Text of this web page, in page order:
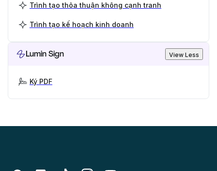
Trình tạo thỏa thuận không cạnh tranh
Trình tạo kế hoạch kinh doanh
Lumin Sign View Less
Ký PDF